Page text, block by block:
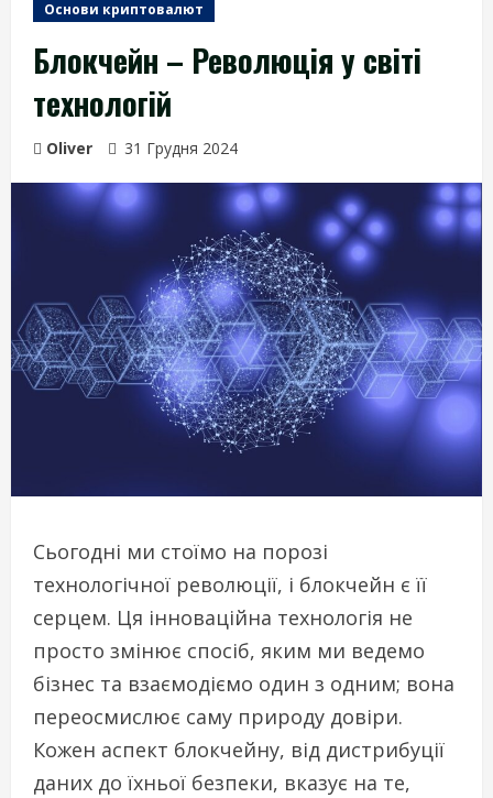
Основи криптовалют
Блокчейн – Революція у світі
технологій
Oliver 31 Грудня 2024
Сьогодні ми стоїмо на порозі
технологічної революції, і блокчейн є її
серцем. Ця інноваційна технологія не
просто змінює спосіб, яким ми ведемо
бізнес та взаємодіємо один з одним; вона
переосмислює саму природу довіри.
Кожен аспект блокчейну, від дистрибуції
даних до їхньої безпеки, вказує на те,